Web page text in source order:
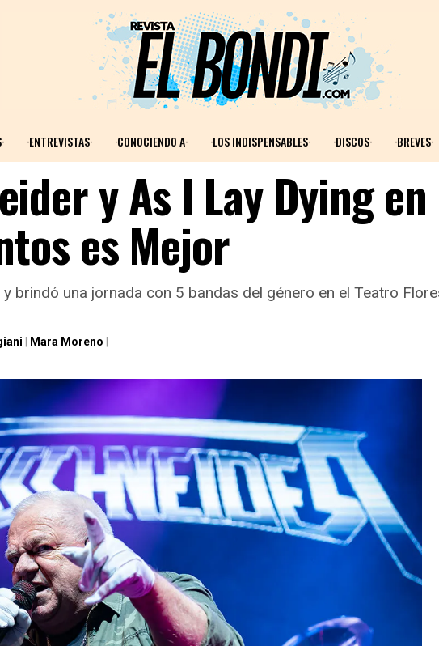
·ENTREVISTAS· ·CONOCIENDO A· ·LOS INDISPENSABLES· ·DISCOS· ·BREVES·
y As I Lay Dying en
es Mejor
brindó una jornada con 5 bandas del género en el Teatro
Mara Moreno